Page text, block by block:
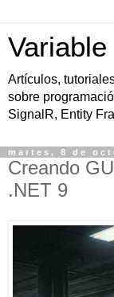
Artículos,
sobre
SignalR, Entity
martes, 8 de
Creando
.NET 9